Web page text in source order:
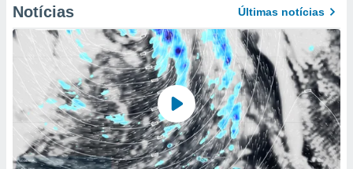
Notícias Últimas notícias